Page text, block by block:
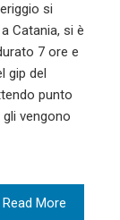
si
Catania, si è
7 ore e
gip del
punto
vengono
Read More